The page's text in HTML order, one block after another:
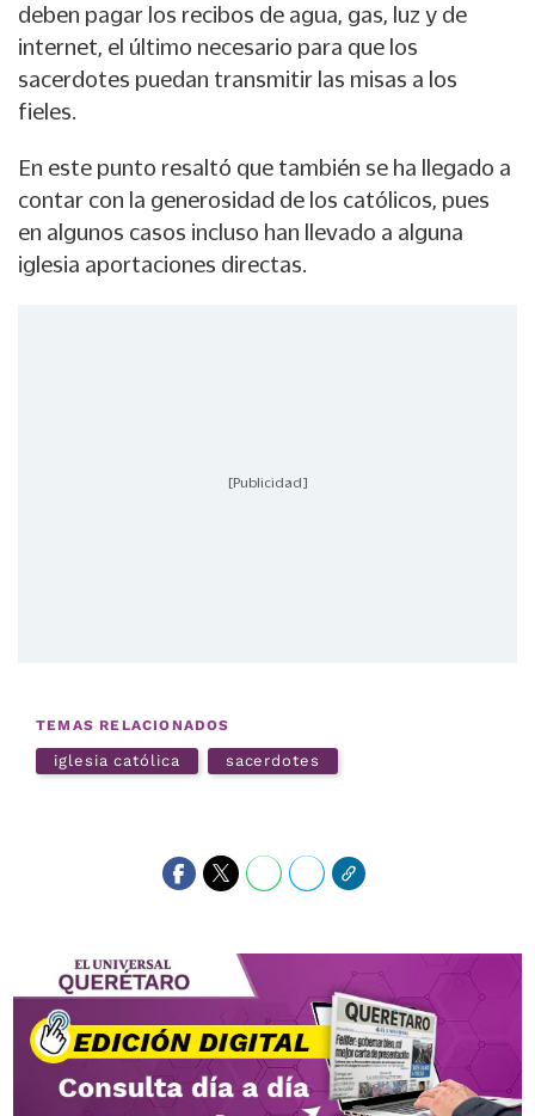
deben pagar los recibos de agua, gas, luz y de
internet, el último necesario para que los
sacerdotes puedan transmitir las misas a los
fieles.
En este punto resaltó que también se ha llegado a
contar con la generosidad de los católicos, pues
en algunos casos incluso han llevado a alguna
iglesia aportaciones directas.
[Publicidad]
TEMAS RELACIONADOS
iglesia católica sacerdotes